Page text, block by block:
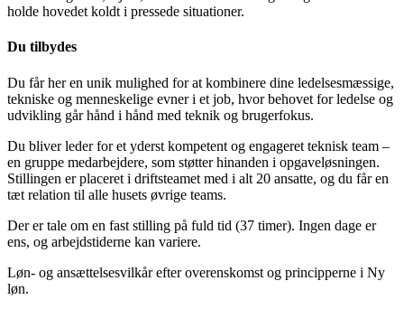
holde hovedet koldt i pressede situationer.
Du tilbydes
Du får her en unik mulighed for at kombinere dine ledelsesmæssige,
tekniske og menneskelige evner i et job, hvor behovet for ledelse og
udvikling går hånd i hånd med teknik og brugerfokus.
Du bliver leder for et yderst kompetent og engageret teknisk team –
en gruppe medarbejdere, som støtter hinanden i opgaveløsningen.
Stillingen er placeret i driftsteamet med i alt 20 ansatte, og du får en
tæt relation til alle husets øvrige teams.
Der er tale om en fast stilling på fuld tid (37 timer). Ingen dage er
ens, og arbejdstiderne kan variere.
Løn- og ansættelsesvilkår efter overenskomst og principperne i Ny
løn.